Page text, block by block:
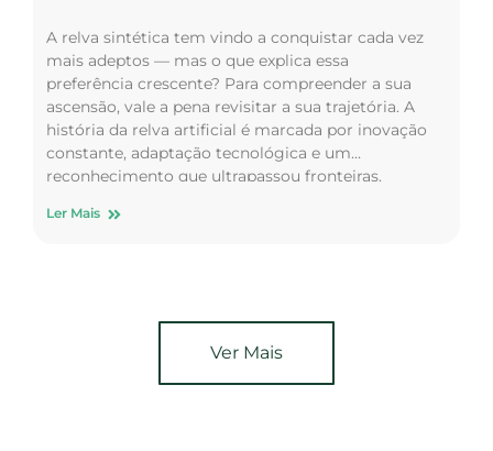
A relva sintética tem vindo a conquistar cada vez
mais adeptos — mas o que explica essa
preferência crescente? Para compreender a sua
ascensão, vale a pena revisitar a sua trajetória. A
história da relva artificial é marcada por inovação
constante, adaptação tecnológica e um
reconhecimento que ultrapassou fronteiras.
Ler Mais
Ver Mais